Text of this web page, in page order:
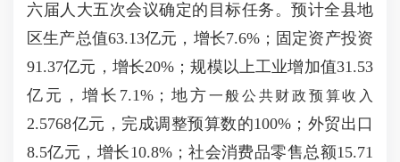
六届人大五次会议确定的目标任务。预计全县地
区生产总值63.13亿元，增长7.6%；固定资产投资
91.37亿元，增长20%；规模以上工业增加值31.53
亿元，增长7.1%；地方一般公共财政预算收入
2.5768亿元，完成调整预算数的100%；外贸出口
8.5亿元，增长10.8%；社会消费品零售总额15.71